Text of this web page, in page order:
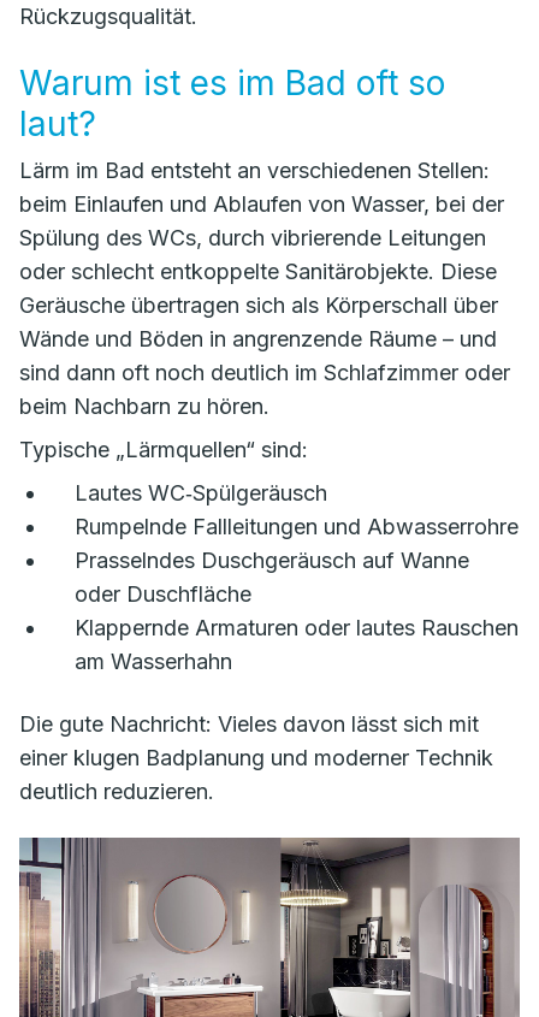
Rückzugsqualität.
Warum ist es im Bad oft so
laut?
Lärm im Bad entsteht an verschiedenen Stellen:
beim Einlaufen und Ablaufen von Wasser, bei der
Spülung des WCs, durch vibrierende Leitungen
oder schlecht entkoppelte Sanitärobjekte. Diese
Geräusche übertragen sich als Körperschall über
Wände und Böden in angrenzende Räume – und
sind dann oft noch deutlich im Schlafzimmer oder
beim Nachbarn zu hören.
Typische „Lärmquellen“ sind:
Lautes WC‑Spülgeräusch
Rumpelnde Fallleitungen und Abwasserrohre
Prasselndes Duschgeräusch auf Wanne
oder Duschfläche
Klappernde Armaturen oder lautes Rauschen
am Wasserhahn
Die gute Nachricht: Vieles davon lässt sich mit
einer klugen Badplanung und moderner Technik
deutlich reduzieren.